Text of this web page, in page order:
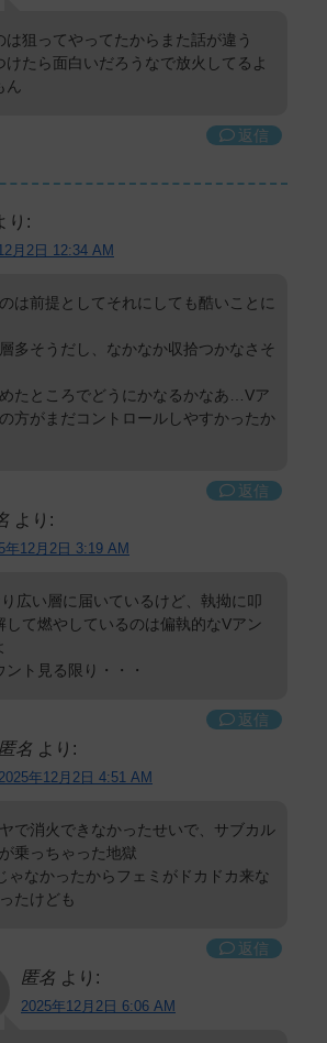
は狙ってやってたからまた話が違う
けたら面白いだろうなで放火してるよ
ん
返信
り:
月2日 12:34 AM
は前提としてそれにしても酷いことに
多そうだし、なかなか収拾つかなさそ
たところでどうにかなるかなあ…Vア
方がまだコントロールしやすかったか
返信
より:
年12月2日 3:19 AM
広い層に届いているけど、執拗に叩
して燃やしているのは偏執的なVアン
ト見る限り・・・
返信
匿名 より:
2025年12月2日 4:51 AM
で消火できなかったせいで、サブカル
乗っちゃった地獄
ゃなかったからフェミがドカドカ来な
たけども
返信
匿名 より:
2025年12月2日 6:06 AM